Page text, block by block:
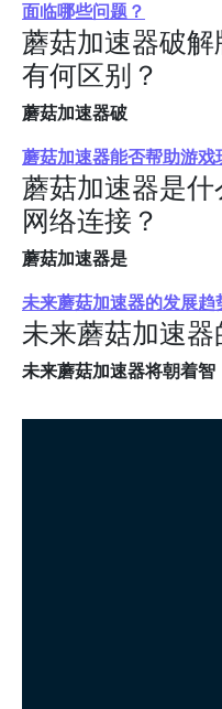
面临哪些问题？
蘑菇加速器破
有何区别？
蘑菇加速器破
蘑菇加速器能否帮助游戏
蘑菇加速器是
网络连接？
蘑菇加速器是
未来蘑菇加速器的发展趋
未来蘑菇加速
未来蘑菇加速器将朝着智